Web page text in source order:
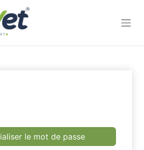
le mot de passe